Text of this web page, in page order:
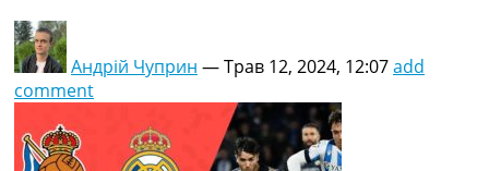
Андрій Чуприн —Трав 12, 2024, 12:07add
comment